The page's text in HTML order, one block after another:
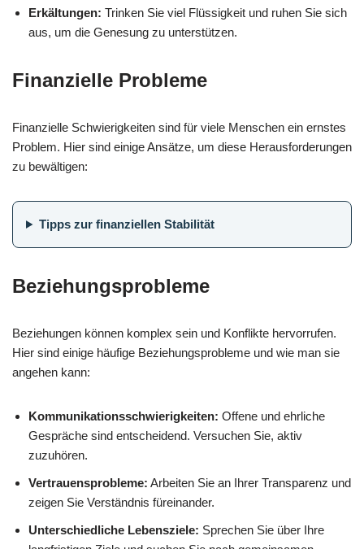
Erkältungen: Trinken Sie viel Flüssigkeit und ruhen Sie sich
aus, um die Genesung zu unterstützen.
Finanzielle Probleme
Finanzielle Schwierigkeiten sind für viele Menschen ein ernstes
Problem. Hier sind einige Ansätze, um diese Herausforderungen
zu bewältigen:
Tipps zur finanziellen Stabilität
Beziehungsprobleme
Beziehungen können komplex sein und Konflikte hervorrufen.
Hier sind einige häufige Beziehungsprobleme und wie man sie
angehen kann:
Kommunikationsschwierigkeiten: Offene und ehrliche
Gespräche sind entscheidend. Versuchen Sie, aktiv
zuzuhören.
Vertrauensprobleme: Arbeiten Sie an Ihrer Transparenz und
zeigen Sie Verständnis füreinander.
Unterschiedliche Lebensziele: Sprechen Sie über Ihre